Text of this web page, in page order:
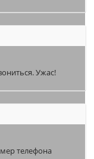
Ужас!
телефона